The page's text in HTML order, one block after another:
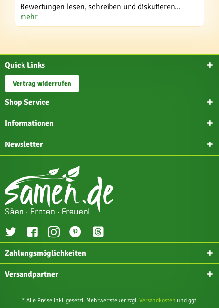
Bewertungen lesen, schreiben und diskutieren...
mehr
Quick Links
Vertrag widerrufen
Shop Service
Informationen
Newsletter
Zahlungsmöglichkeiten
Versandpartner
* Alle Preise inkl. gesetzl. Mehrwertsteuer zzgl. Versandkosten und ggf.